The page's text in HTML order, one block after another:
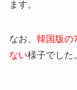
ます。
なお、 韓国版の
ない様子でした。